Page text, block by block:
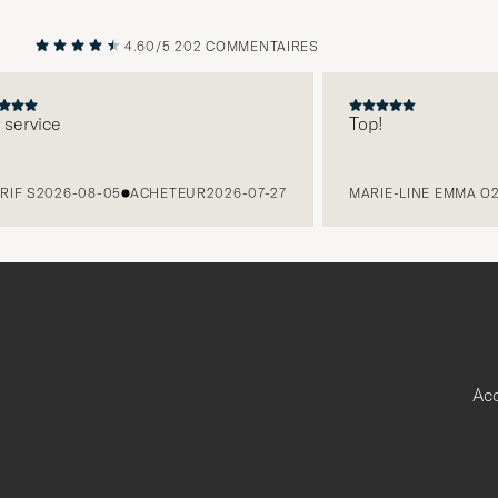
PRÉCÉDENT
4.60/5 202 COMMENTAIRES
S2026-08-05 ACHETEUR2026-07-27
Top!
MARIE-LINE EMMA O